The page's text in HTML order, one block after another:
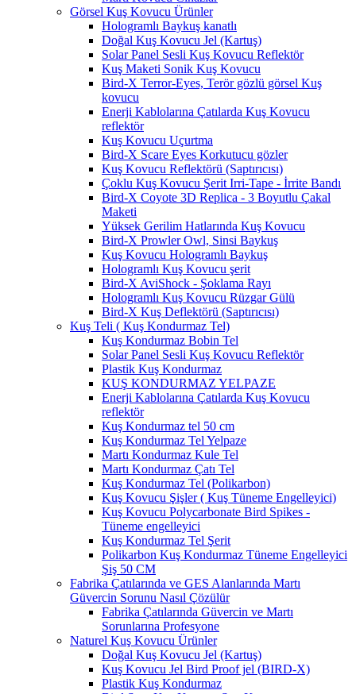
Görsel Kuş Kovucu Ürünler
Hologramlı Baykuş kanatlı
Doğal Kuş Kovucu Jel (Kartuş)
Solar Panel Sesli Kuş Kovucu Reflektör
Kuş Maketi Sonik Kuş Kovucu
Bird-X Terror-Eyes, Terör gözlü görsel Kuş
kovucu
Enerji Kablolarına Çatılarda Kuş Kovucu
reflektör
Kuş Kovucu Uçurtma
Bird-X Scare Eyes Korkutucu gözler
Kuş Kovucu Reflektörü (Saptırıcısı)
Çoklu Kuş Kovucu Şerit Irri-Tape - İrrite Bandı
Bird-X Coyote 3D Replica - 3 Boyutlu Çakal
Maketi
Yüksek Gerilim Hatlarında Kuş Kovucu
Bird-X Prowler Owl, Sinsi Baykuş
Kuş Kovucu Hologramlı Baykuş
Hologramlı Kuş Kovucu şerit
Bird-X AviShock - Şoklama Rayı
Hologramlı Kuş Kovucu Rüzgar Gülü
Bird-X Kuş Deflektörü (Saptırıcısı)
Kuş Teli ( Kuş Kondurmaz Tel)
Kuş Kondurmaz Bobin Tel
Solar Panel Sesli Kuş Kovucu Reflektör
Plastik Kuş Kondurmaz
KUŞ KONDURMAZ YELPAZE
Enerji Kablolarına Çatılarda Kuş Kovucu
reflektör
Kuş Kondurmaz tel 50 cm
Kuş Kondurmaz Tel Yelpaze
Martı Kondurmaz Kule Tel
Martı Kondurmaz Çatı Tel
Kuş Kondurmaz Tel (Polikarbon)
Kuş Kovucu Şişler ( Kuş Tüneme Engelleyici)
Kuş Kovucu Polycarbonate Bird Spikes -
Tüneme engelleyici
Kuş Kondurmaz Tel Şerit
Polikarbon Kuş Kondurmaz Tüneme Engelleyici
Şiş 50 CM
Fabrika Çatılarında ve GES Alanlarında Martı
Güvercin Sorunu Nasıl Çözülür
Fabrika Çatılarında Güvercin ve Martı
Sorunlarına Profesyone
Naturel Kuş Kovucu Ürünler
Doğal Kuş Kovucu Jel (Kartuş)
Kuş Kovucu Jel Bird Proof jel (BIRD-X)
Plastik Kuş Kondurmaz